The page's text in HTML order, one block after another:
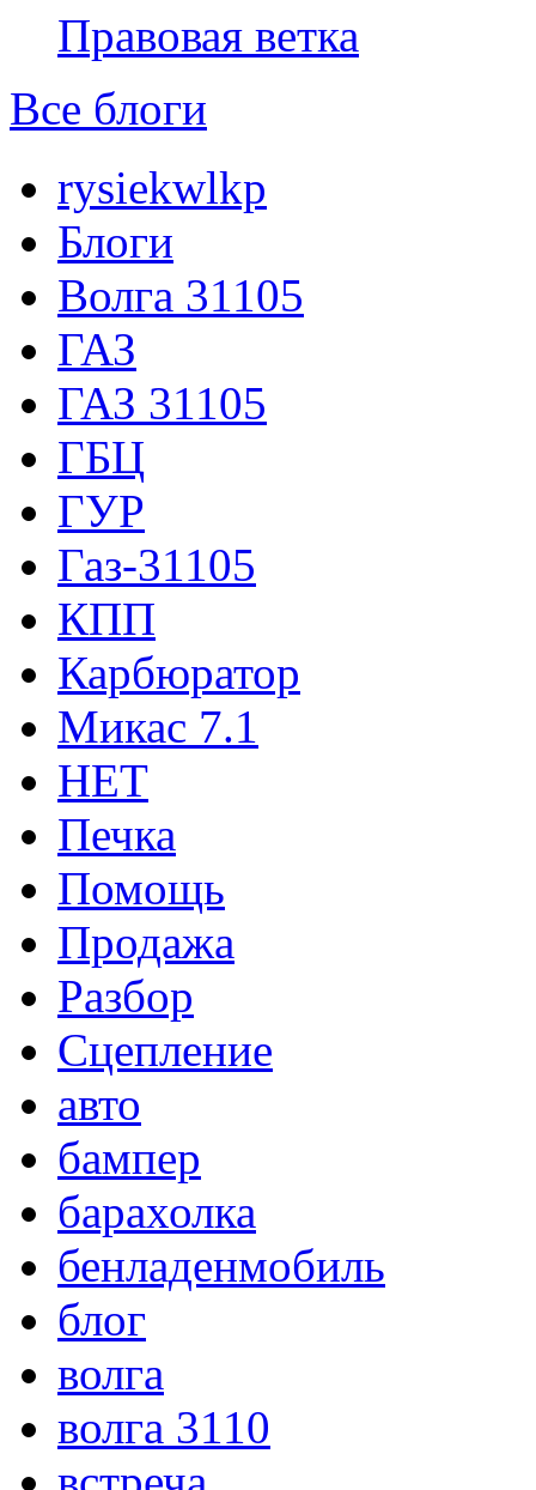
Правовая ветка
Все блоги
rysiekwlkp
Блоги
Волга 31105
ГАЗ
ГАЗ 31105
ГБЦ
ГУР
Газ-31105
КПП
Карбюратор
Микас 7.1
НЕТ
Печка
Помощь
Продажа
Разбор
Сцепление
авто
бампер
барахолка
бенладенмобиль
блог
волга
волга 3110